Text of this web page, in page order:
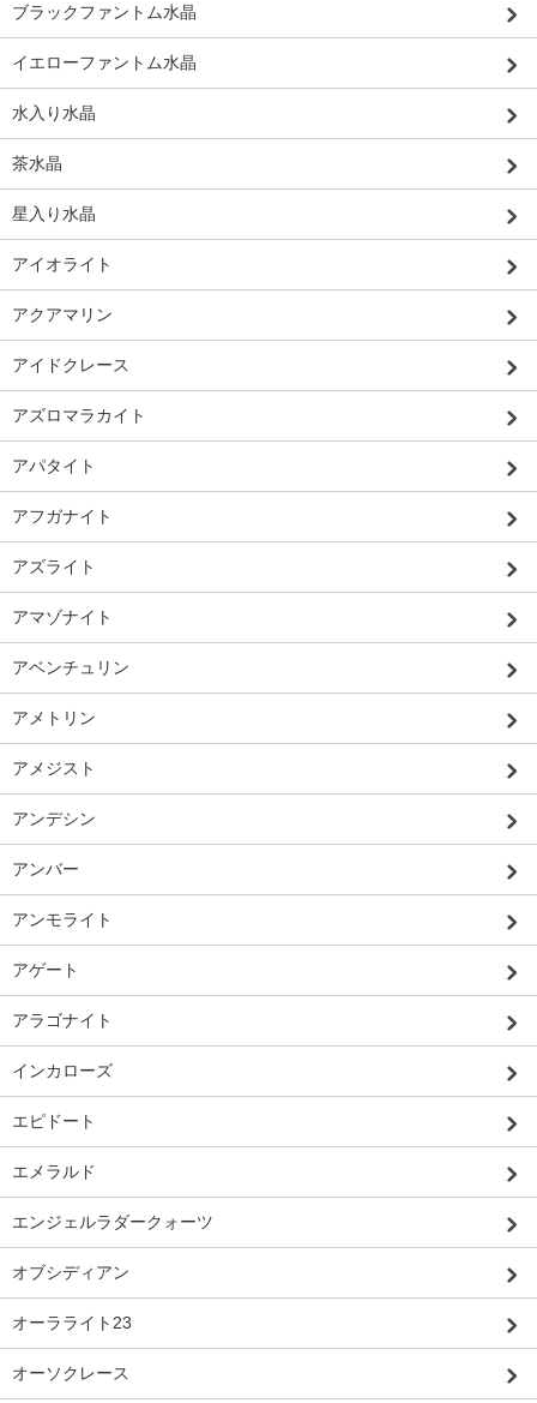
ブラックファントム水晶
イエローファントム水晶
水入り水晶
茶水晶
星入り水晶
アイオライト
アクアマリン
アイドクレース
アズロマラカイト
アパタイト
アフガナイト
アズライト
アマゾナイト
アベンチュリン
アメトリン
アメジスト
アンデシン
アンバー
アンモライト
アゲート
アラゴナイト
インカローズ
エピドート
エメラルド
エンジェルラダークォーツ
オブシディアン
オーラライト23
オーソクレース